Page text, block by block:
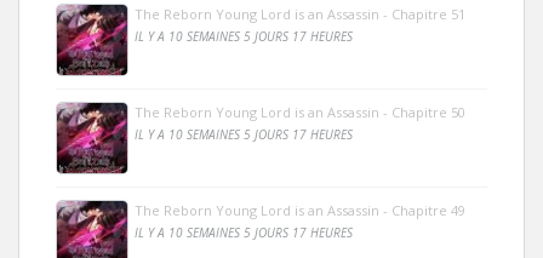
The Reborn Young Lord is an Assassin - Chapitre 51
IL Y A 10 SEMAINES 5 JOURS 17 HEURES
The Reborn Young Lord is an Assassin - Chapitre 50
IL Y A 10 SEMAINES 5 JOURS 17 HEURES
The Reborn Young Lord is an Assassin - Chapitre 49
IL Y A 10 SEMAINES 5 JOURS 17 HEURES